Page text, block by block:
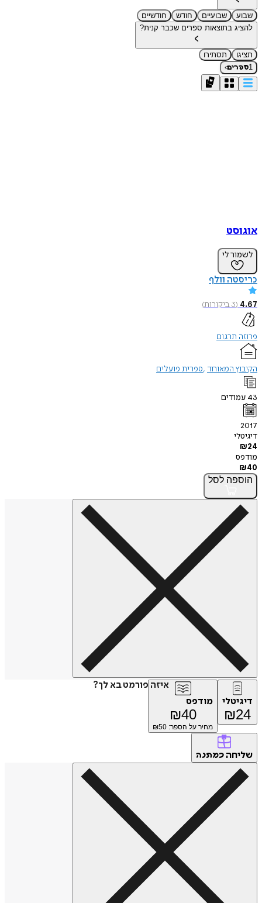
שבוע שבועיים חודש
חודשיים
להציג בתוצאות ספרים שכבר קנית?
תציגו
תסתירו
1ספרים›
אוגוסט
לשמור לי
כריסטה וולף
4.67
(
3ביקורות)
פרוזה תרגום
הקיבוץ המאוחד ספרית פועלים
43 עמודים
2017
דיגיטלי
₪24
מודפס
₪40
הוספה לסל
איזה פורמט בא לך?
דיגיטלי
₪24
מודפס
₪40
מחיר על הספר: ₪ 50
שליחה כמתנה